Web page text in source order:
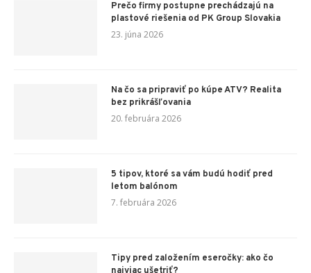
Prečo firmy postupne prechádzajú na
plastové riešenia od PK Group Slovakia
23. júna 2026
Na čo sa pripraviť po kúpe ATV? Realita
bez prikrášľovania
20. februára 2026
5 tipov, ktoré sa vám budú hodiť pred
letom balónom
7. februára 2026
Tipy pred založením eseročky: ako čo